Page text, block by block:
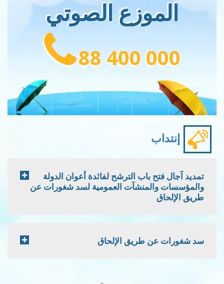
الموزع الصوتي
88 400 000
إنتداب
تمديد آجال فتح باب الترشح لفائدة أعوان الدولة
والمؤسسات والمنشآت العمومية لسد شغورات عن
طريق الإلحاق
سد شغورات عن طريق الإلحاق